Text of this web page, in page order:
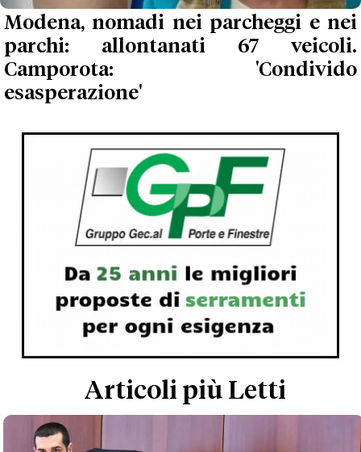
Modena, nomadi nei parcheggi e nei
parchi: allontanati 67 veicoli.
Camporota: 'Condivido
esasperazione'
Articoli più Letti